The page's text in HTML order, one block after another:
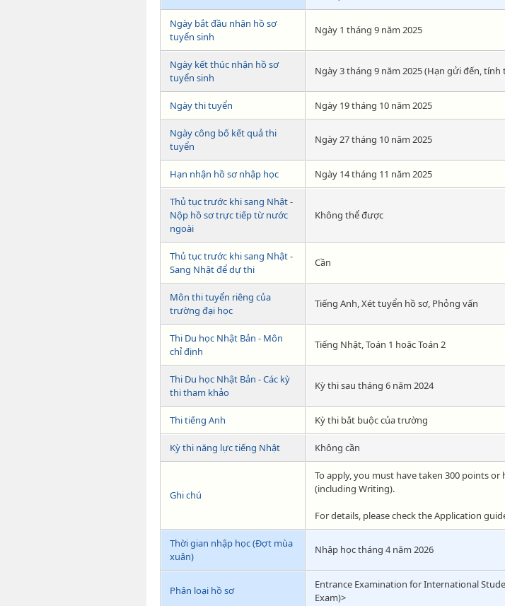
Ngày bắt đầu nhận hồ sơ
tuyển sinh
Ngày 1 tháng 9 năm 2025
Ngày kết thúc nhận hồ sơ
tuyển sinh
Ngày 3 tháng 9 năm 2025 (Hạn gửi đến,
Ngày thi tuyển Ngày 19 tháng 10 năm 2025
Ngày công bố kết quả thi
tuyển
Ngày 27 tháng 10 năm 2025
Hạn nhận hồ sơ nhập học Ngày 14 tháng 11 năm 2025
Thủ tục trước khi sang Nhật -
Nộp hồ sơ trực tiếp từ nước
ngoài
Không thể được
Thủ tục trước khi sang Nhật -
Sang Nhật để dự thi
Cần
Môn thi tuyển riêng của
trường đại học
Tiếng Anh, Xét tuyển hồ sơ, Phỏng vấn
Thi Du học Nhật Bản - Môn
chỉ định
Tiếng Nhật, Toán 1 hoặc Toán 2
Thi Du học Nhật Bản - Các kỳ
thi tham khảo
Kỳ thi sau tháng 6 năm 2024
Thi tiếng Anh Kỳ thi bắt buộc của trường
Kỳ thi năng lực tiếng Nhật Không cần
Ghi chú
To apply, you must have taken 300 points or
(including Writing).
For details, please check the Application
Thời gian nhập học (Đợt mùa
xuân)
Nhập học tháng 4 năm 2026
Phân loại hồ sơ
Entrance Examination for International
Exam)>